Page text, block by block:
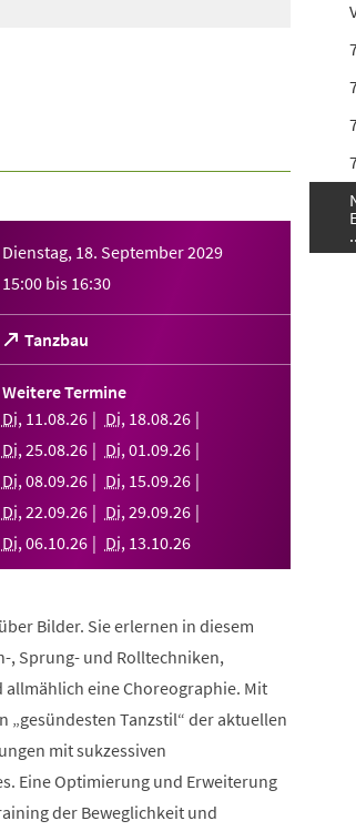
Dienstag, 18. September 2029
15:00 bis 16:30
Tanzbau
(Öffnet
in
einem
neuen
Tab)
Weitere Termine
Di, 11.08.26 Di, 18.08.26
Di,25.08.26 Di,01.09.26
Di,08.09.26 Di, 15.09.26
Di,22.09.26 Di,29.09.26
Di,06.10.26 Di, 13.10.26
Bilder. Sie erlernen in diesem
, Sprung- und Rolltechniken,
eine Choreographie. Mit
„gesündesten Tanzstil“ der aktuellen
mit sukzessiven
Eine Optimierung und Erweiterung
der Beweglichkeit und